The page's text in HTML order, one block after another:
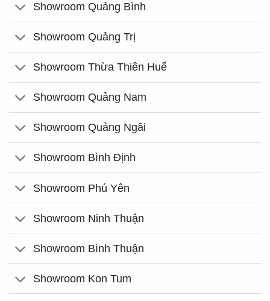
Showroom Quảng Bình
Showroom Quảng Trị
Showroom Thừa Thiên Huế
Showroom Quảng Nam
Showroom Quảng Ngãi
Showroom Bình Định
Showroom Phú Yên
Showroom Ninh Thuận
Showroom Bình Thuận
Showroom Kon Tum